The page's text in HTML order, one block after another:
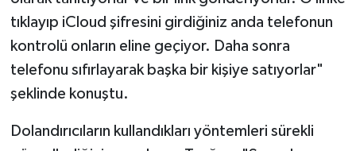
tıklayıp iCloud şifresini girdiğiniz anda telefonun
kontrolü onların eline geçiyor. Daha sonra
telefonu sıfırlayarak başka bir kişiye satıyorlar"
şeklinde konuştu.
Dolandırıcıların kullandıkları yöntemleri sürekli